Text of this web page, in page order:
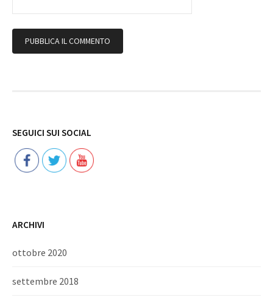
SEGUICI SUI SOCIAL
ARCHIVI
ottobre 2020
settembre 2018